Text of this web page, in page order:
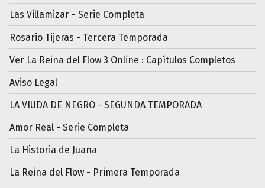
Las Villamizar - Serie Completa
Rosario Tijeras - Tercera Temporada
Ver La Reina del Flow 3 Online : Capítulos Completos
Aviso Legal
LA VIUDA DE NEGRO - SEGUNDA TEMPORADA
Amor Real - Serie Completa
La Historia de Juana
La Reina del Flow - Primera Temporada